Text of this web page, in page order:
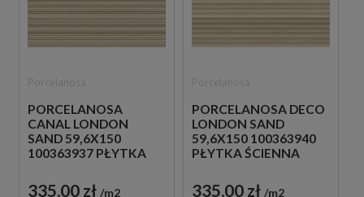
PORCELANOSA
CANAL LONDON
SAND 59,6X150
100363937 PŁYTKA
DREWNOPODOBNA
335,00 zł m2
PORCELANOSA DECO
LONDON SAND
59,6X150 100363940
PŁYTKA ŚCIENNA
335,00 zł m2